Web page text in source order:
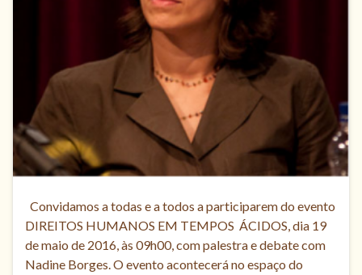
Convidamos a todas e a todos a participarem do evento
DIREITOS HUMANOS EM TEMPOS ÁCIDOS, dia 19
de maio de 2016, às 09h00, com palestra e debate com
Nadine Borges. O evento acontecerá no espaço do